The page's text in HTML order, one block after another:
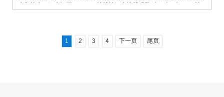
1 2 3 4 下一页 尾页